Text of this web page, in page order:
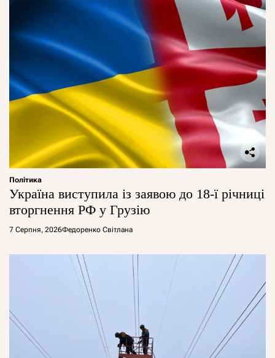
Політика
Україна виступила із заявою до 18-ї річниці
вторгнення РФ у Грузію
7 Серпня, 2026Федоренко Світлана